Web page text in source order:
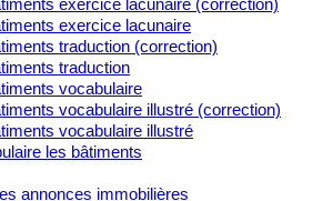
exercice lacunaire
traduction (correction)
traduction
vocabulaire
vocabulaire illustré (correction)
vocabulaire illustré
les bâtiments
annonces immobilières